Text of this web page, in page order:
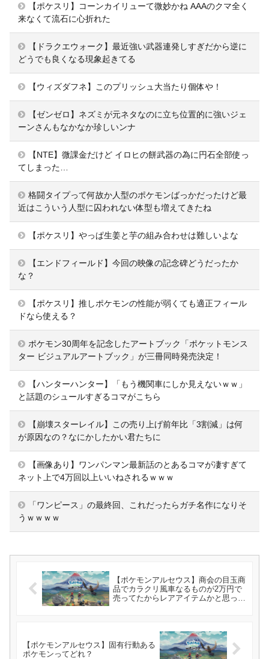
【ポケスリ】コーンカイリューて微妙かね AAAのクマ全く
来なくて流石に心折れた
【ドラクエウォーク】最近強い武器連発しすぎだから逆に
どうでも良くなる現象起きてる
【ウィズダフネ】このプリッシュ大当たり個体や！
【ゼンゼロ】ネズミが元ネタなのに立ち位置的に強いジェ
ーンさんもなかなか珍しいンナ
【NTE】微課金だけど イロヒの餅武器の為に円石全部使っ
てしまった…
格闘タイプって何故か人型のポケモンばっかだったけど最
近はこういう人型に囚われない体型も増えてきたね
【ポケスリ】やっぱ生姜と芋の組み合わせは難しいよな
【エンドフィールド】今回の映像の記念碑どうだったか
な？
【ポケスリ】推しポケモンの性能が弱くても適正フィール
ドなら使える？
ポケモン30周年を記念したアートブック「ポケットモンス
ター ビジュアルアートブック」が三冊同時発売決定！
【ハンターハンター】「もう機関車にしか見えないｗｗ」
と話題のシュールすぎるコマがこちら
【崩壊スターレイル】この売り上げ前年比「3割減」は何
が原因なの？なにかしたかい君たちに
【画像あり】ワンパンマン最新話のとあるコマが凄すぎて
ネット上で4万回以上いいねされるｗｗｗ
「ワンピース」の最終回、これだったらガチ名作になりそ
うｗｗｗｗ
【ポケモンアルセウス】商会の目玉商
品でカラクリ風車なるものが2万円で
売ってたからレアアイテムかと思った
【ポケモンアルセウス】固有行動ある
ポケモンってどれ？